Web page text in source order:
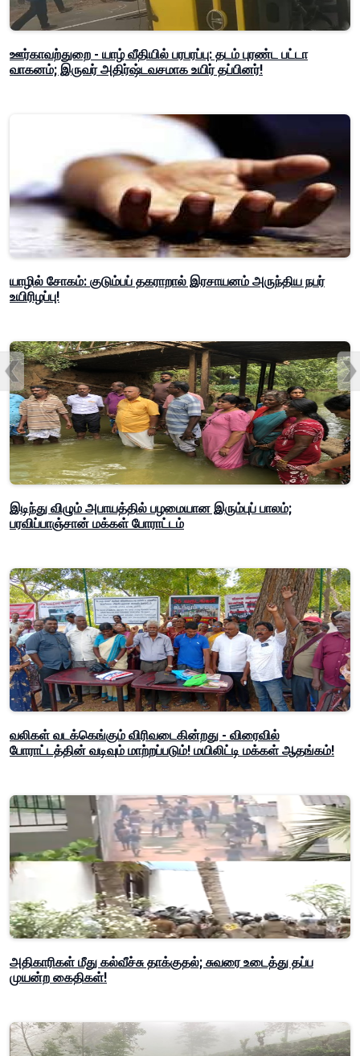
ஊர்காவற்துறை - யாழ் வீதியில் பரபரப்பு: தடம் புரண்ட பட்டா
வாகனம்; இருவர் அதிர்ஷ்டவசமாக உயிர் தப்பினர்!
யாழில் சோகம்: குடும்பப் தகராறால் இரசாயனம் அருந்திய நபர்
உயிரிழப்பு!
இடிந்து விழும் அபாயத்தில் பழமையான இரும்புப் பாலம்;
பரவிப்பாஞ்சான் மக்கள் போராட்டம்
வலிகள் வடக்கெங்கும் விரிவடைகின்றது - விரைவில்
போராட்டத்தின் வடிவும் மாற்றப்படும்! மயிலிட்டி மக்கள் ஆதங்கம்!
அதிகாரிகள் மீது கல்வீச்சு தாக்குதல்; சுவரை உடைத்து தப்ப
முயன்ற கைதிகள்!